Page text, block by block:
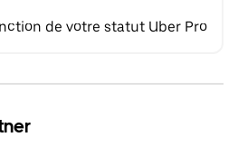
de votre statut Uber Pro